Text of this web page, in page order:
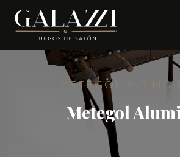
METEGOL Y PING
Metegol